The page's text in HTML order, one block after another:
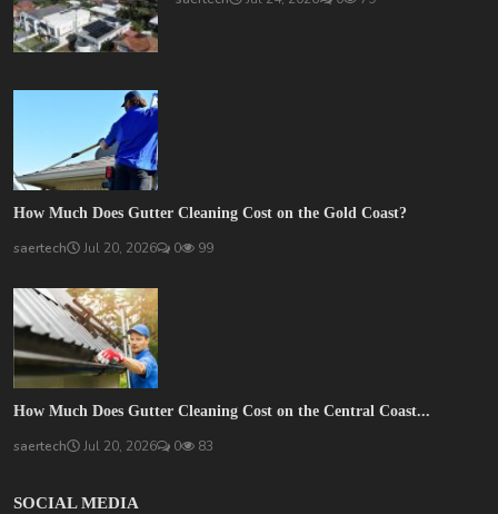
How Much Does Gutter Cleaning Cost on the Gold Coast?
saertech Jul 20, 2026 0 99
How Much Does Gutter Cleaning Cost on the Central Coast...
saertech Jul 20, 2026 0 83
SOCIAL MEDIA